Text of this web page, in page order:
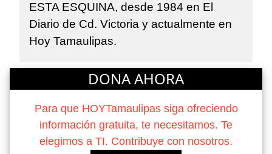
ESTA ESQUINA, desde 1984 en El
Diario de Cd. Victoria y actualmente en
Hoy Tamaulipas.
DONA AHORA
Para que HOYTamaulipas siga ofreciendo
información gratuita, te necesitamos. Te
elegimos a TI. Contribuye con nosotros.